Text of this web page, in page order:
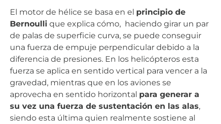
El motor de hélice se basa en el principio de
Bernoulli que explica cómo, haciendo girar un par
de palas de superficie curva, se puede conseguir
una fuerza de empuje perpendicular debido a la
diferencia de presiones. En los helicópteros esta
fuerza se aplica en sentido vertical para vencer a la
gravedad, mientras que en los aviones se
aprovecha en sentido horizontal para generar a
su vez una fuerza de sustentación en las alas,
siendo esta última quien realmente sostiene al